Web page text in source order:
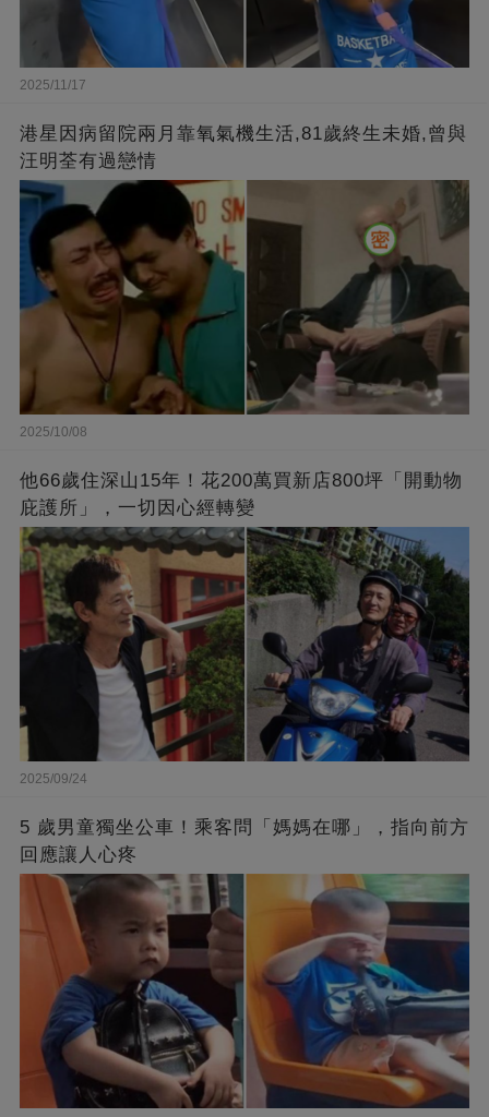
2025/11/17
港星因病留院兩月靠氧氣機生活,81歲終生未婚,曾與
汪明荃有過戀情
2025/10/08
他66歲住深山15年！花200萬買新店800坪「開動物
庇護所」，一切因心經轉變
2025/09/24
5 歲男童獨坐公車！乘客問「媽媽在哪」，指向前方
回應讓人心疼